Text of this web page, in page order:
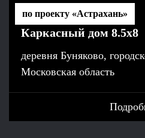
Каркасный дом 8.5х8
деревня Буняково,
Московская область
по проекту «Астрахань»